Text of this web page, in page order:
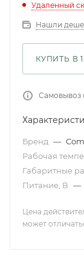
Удаленный
Нашли
КУПИТЬ В
Самовывоз
Бренд —
Рабочая
Габаритные
Питание, В —
Цена
может